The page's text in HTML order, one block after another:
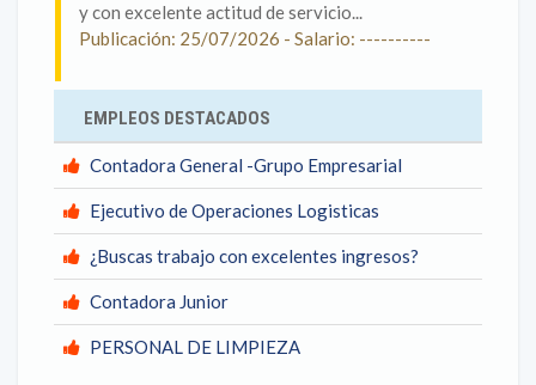
y con excelente actitud de servicio...
Publicación: 25/07/2026 - Salario: ----------
EMPLEOS DESTACADOS
Contadora General -Grupo Empresarial
Ejecutivo de Operaciones Logisticas
¿Buscas trabajo con excelentes ingresos?
Contadora Junior
PERSONAL DE LIMPIEZA